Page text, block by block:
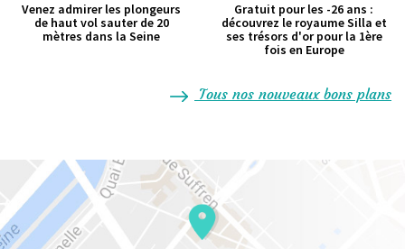
Venez admirer les plongeurs
de haut vol sauter de 20
mètres dans la Seine
Gratuit pour les -26 ans :
découvrez le royaume Silla et
ses trésors d'or pour la 1ère
fois en Europe
Tous nos nouveaux bons plans